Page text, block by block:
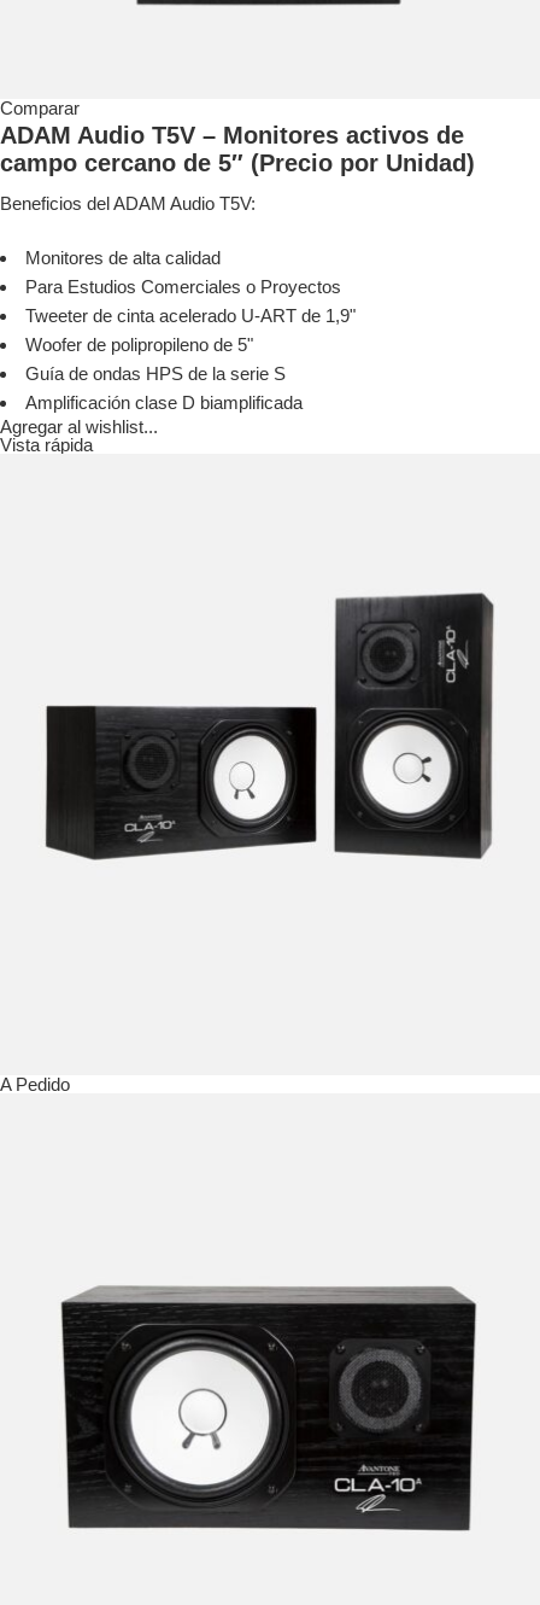
Comparar
ADAM Audio T5V – Monitores activos de
campo cercano de 5″ (Precio por Unidad)
Beneficios del ADAM Audio T5V:
Monitores de alta calidad
Para Estudios Comerciales o Proyectos
Tweeter de cinta acelerado U-ART de 1,9"
Woofer de polipropileno de 5"
Guía de ondas HPS de la serie S
Amplificación clase D biamplificada
Agregar al wishlist...
Vista rápida
A Pedido